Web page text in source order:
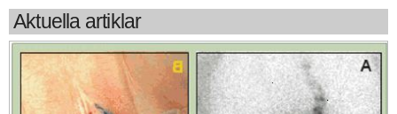
Aktuella artiklar